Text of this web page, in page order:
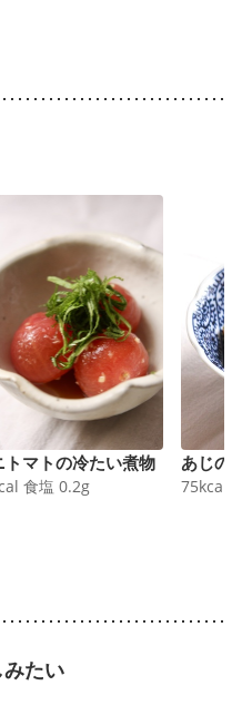
トマトの冷たい煮物
食塩 0.2g
あじの
75kcal
たい